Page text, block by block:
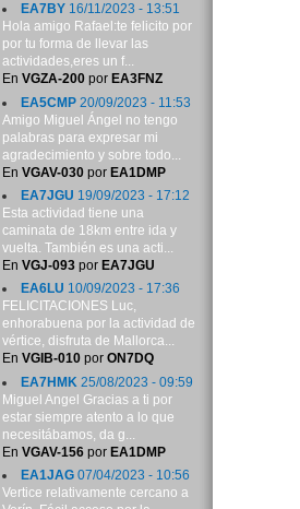
EA7BY16/11/2023 - 13:51
Hola amigo Rafael:te felicito por
por tu forma de llevar las
actividades,eres un f...
En VGZA-200por EA3FNZ
EA5CMP20/09/2023 - 11:53
Amigo Miguel Ángel no tengo
palabras para expresar mi
agradecimiento y sobre todo...
En VGAV-030por EA1DMP
EA7JGU 19/09/2023 - 17:12
Esta actividad tiene una
caminata de 18km entre ida y
vuelta. También es una acti...
En VGJ-093por EA7JGU
EA6LU 10/09/2023 - 17:36
FELICITACIONES Luc,
enhorabuena por la actividad de
vértice, disfruta de Mallorca...
En VGIB-010por ON7DQ
EA7HMK 25/08/2023 - 09:59
Miguel Angel Gracias a ti por
estar siempre atento a lo que
necesitábamos, da g...
En VGAV-156por EA1DMP
EA1JAG07/04/2023 - 10:56
Vertice relativamente cercano a